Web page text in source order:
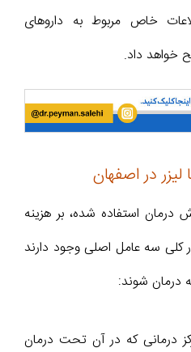
خاص مربوط به داروهاى
خواهد داد.
در اصفهان
درمان استفاده شده، بر هزینه
کلی سه عامل اصلی وجود دارند
درمان شوند:
درمانی که در آن تحت درمان